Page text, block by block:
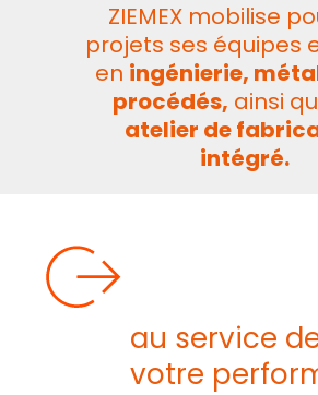
ZIEMEX mobilise
projets ses équipes
en ingénierie,
procédés, ainsi
atelier de
intégré.
au service
votre